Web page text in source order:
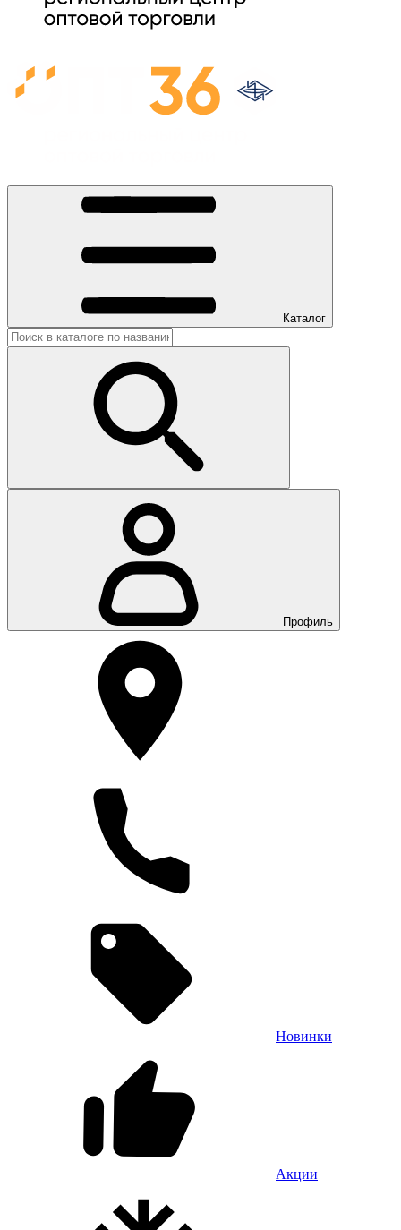
Каталог
Профиль
Новинки
Акции